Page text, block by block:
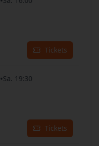
Tickets
•Sa. 19:30
Tickets